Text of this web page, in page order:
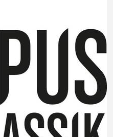
Baritone